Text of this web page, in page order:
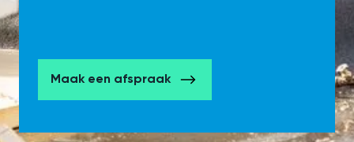
Maak een afspraak